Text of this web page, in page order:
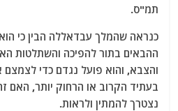
תמ"ס.
כנראה שהמלך עבדאללה הבין כי הוא
ההבאים בתור להפיכה והשתלטות
והצבא, והוא פועל נגדם כדי לצמצם
בעתיד הקרוב או הרחוק יותר, האם
נצטרך להמתין ולראות.